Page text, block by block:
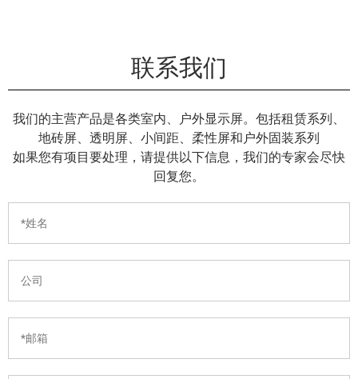
联系我们
我们的主营产品是各类室内、户外显示屏。包括租赁系列、
地砖屏、透明屏、小间距、柔性屏和户外固装系列
如果您有项目要处理，请提供以下信息，我们的专家会尽快
回复您。